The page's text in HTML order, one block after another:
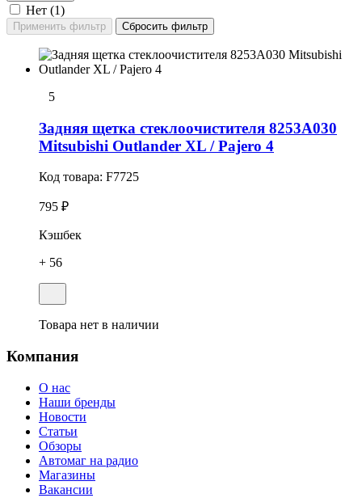
Нет (1)
5
Задняя щетка стеклоочистителя 8253A030
Mitsubishi Outlander XL / Pajero 4
Код товара: F7725
795 ₽
Кэшбек
+ 56
Товара нет в наличии
Компания
О нас
Наши бренды
Новости
Статьи
Обзоры
Автомаг на радио
Магазины
Вакансии